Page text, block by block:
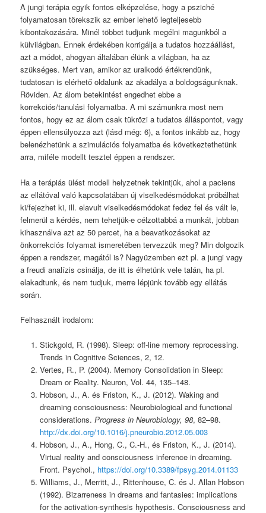
A jungi terápia egyik fontos elképzelése, hogy a psziché
folyamatosan törekszik az ember lehető legteljesebb
kibontakozására. Minél többet tudjunk megélni magunkból a
külvilágban. Ennek érdekében korrigálja a tudatos hozzáállást,
azt a módot, ahogyan általában élünk a világban, ha az
szükséges. Mert van, amikor az uralkodó értékrendünk,
tudatosan is elérhető oldalunk az akadálya a boldogságunknak.
Röviden. Az álom betekintést engedhet ebbe a
korrekciós/tanulási folyamatba. A mi számunkra most nem
fontos, hogy ez az álom csak tükrözi a tudatos álláspontot, vagy
éppen ellensúlyozza azt (lásd még: 6), a fontos inkább az, hogy
belenézhetünk a szimulációs folyamatba és következtethetünk
arra, miféle modellt tesztel éppen a rendszer.
Ha a terápiás ülést modell helyzetnek tekintjük, ahol a paciens
az ellátóval való kapcsolatában új viselkedésmódokat próbálhat
ki/fejezhet ki, ill. elavult viselkedésmódokat fedez fel és vált le,
felmerül a kérdés, nem tehetjük-e célzottabbá a munkát, jobban
kihasználva azt az 50 percet, ha a beavatkozásokat az
önkorrekciós folyamat ismeretében tervezzük meg? Min dolgozik
éppen a rendszer, magától is? Nagyüzemben ezt pl. a jungi vagy
a freudi analízis csinálja, de itt is élhetünk vele talán, ha pl.
elakadtunk, és nem tudjuk, merre lépjünk tovább egy ellátás
során.
Felhasznált irodalom:
Stickgold, R. (1998). Sleep: off-line memory reprocessing.
Trends in Cognitive Sciences, 2, 12.
Vertes, R., P. (2004). Memory Consolidation in Sleep:
Dream or Reality. Neuron, Vol. 44, 135–148.
Hobson, J., A. és Friston, K., J. (2012). Waking and
dreaming consciousness: Neurobiological and functional
considerations. Progress in Neurobiology, 98, 82–98.
http://dx.doi.org/10.1016/j.pneurobio.2012.05.003
Hobson, J., A., Hong, C., C.-H., és Friston, K., J. (2014).
Virtual reality and consciousness inference in dreaming.
Front. Psychol., https://doi.org/10.3389/fpsyg.2014.01133
Williams, J., Merritt, J., Rittenhouse, C. és J. Allan Hobson
(1992). Bizarreness in dreams and fantasies: implications
for the activation-synthesis hypothesis. Consciousness and